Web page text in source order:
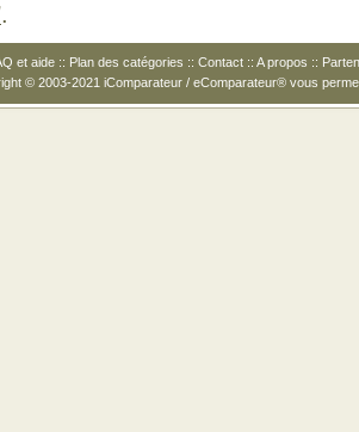
.
et aide :: Plan des catégories :: Contact :: A propos ::
© 2003-2021 iComparateur / eComparateur® vous